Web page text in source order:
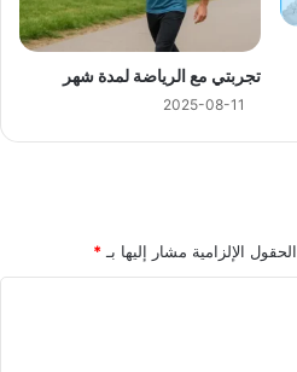
تجربتي مع الرياضة لمدة شهر
2025-08-11
الحقول الإلزامية مشار إليها بـ *